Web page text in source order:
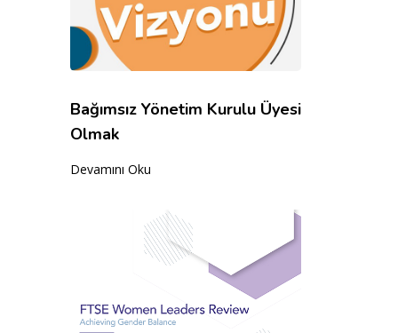
Bağımsız Yönetim Kurulu Üyesi
Olmak
Devamını Oku